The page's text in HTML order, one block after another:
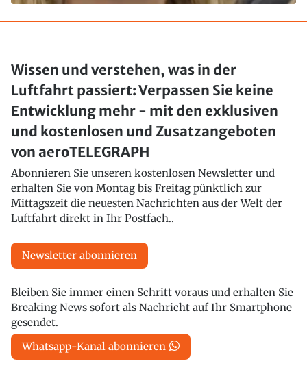
Wissen und verstehen, was in der
Luftfahrt passiert: Verpassen Sie keine
Entwicklung mehr - mit den exklusiven
und kostenlosen und Zusatzangeboten
von aeroTELEGRAPH
Abonnieren Sie unseren kostenlosen Newsletter und
erhalten Sie von Montag bis Freitag pünktlich zur
Mittagszeit die neuesten Nachrichten aus der Welt der
Luftfahrt direkt in Ihr Postfach..
Newsletter abonnieren
Bleiben Sie immer einen Schritt voraus und erhalten Sie
Breaking News sofort als Nachricht auf Ihr Smartphone
gesendet.
Whatsapp-Kanal abonnieren